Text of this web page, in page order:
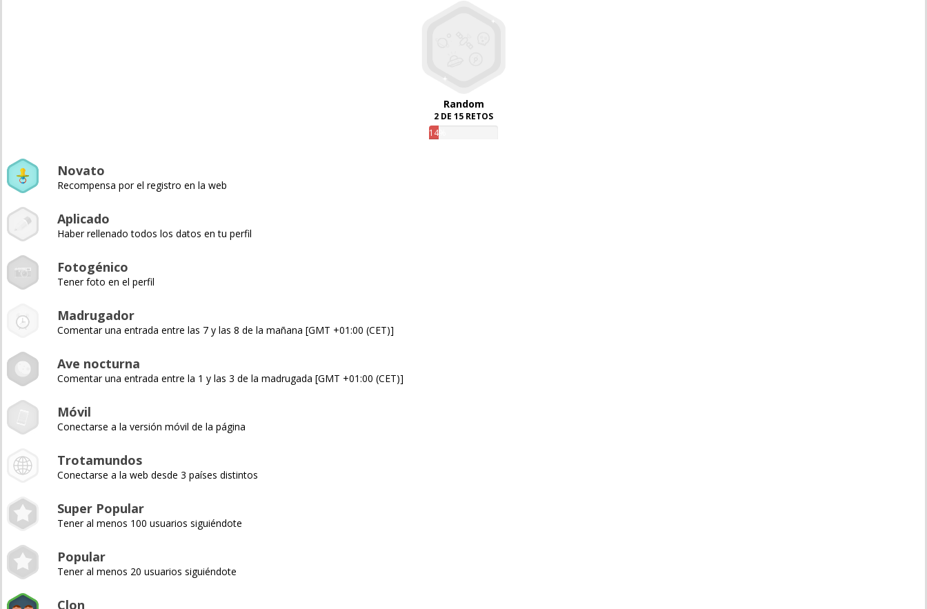
Random
2 DE 15 RETOS
14%
Novato
Recompensa por el registro en la web
Aplicado
Haber rellenado todos los datos en tu perfil
Fotogénico
Tener foto en el perfil
Madrugador
Comentar una entrada entre las 7 y las 8 de la mañana [GMT +01:00 (CET)]
Ave nocturna
Comentar una entrada entre la 1 y las 3 de la madrugada [GMT +01:00 (CET)]
Móvil
Conectarse a la versión móvil de la página
Trotamundos
Conectarse a la web desde 3 países distintos
Super Popular
Tener al menos 100 usuarios siguiéndote
Popular
Tener al menos 20 usuarios siguiéndote
Clon